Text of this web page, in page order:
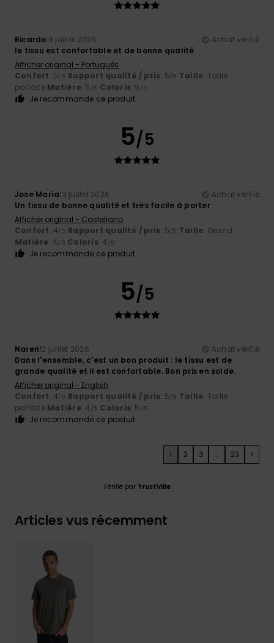
Ricardo13 juillet 2026
Achat vérifié
le tissu est confortable et de bonne qualité
Afficher original - Português
Confort: 5/5 Rapport qualité / prix: 5/5 Taille: Taille
parfaite Matière: 5 /5 Coloris: 5 /5
Je recommande ce produit
5/5
Jose María13 juillet 2026
Achat vérifié
Un tissu de bonne qualité et très facile à porter
Afficher original - Castellano
Confort: 4/5 Rapport qualité / prix: 5/5 Taille: Grand
Matière: 4/5 Coloris: 4 /5
Je recommande ce produit
5/5
Naren12 juillet 2026
Achat vérifié
Dans l'ensemble, c'est un bon produit : le tissu est de
grande qualité et il est confortable. Bon prix en solde.
Afficher original - English
Confort: 4/5 Rapport qualité / prix: 5/5 Taille: Taille
parfaite Matière: 4 /5 Coloris: 5 /5
Je recommande ce produit
1 2 3 ... 23 >
Vérifié par TrustVille
Articles vus récemment